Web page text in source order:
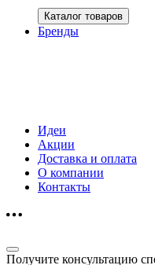
Каталог товаров
Бренды
Идеи
Акции
Доставка и оплата
О компании
Контакты
Получите консультацию